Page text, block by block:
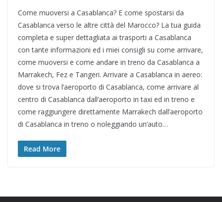
Come muoversi a Casablanca? E come spostarsi da
Casablanca verso le altre città del Marocco? La tua guida
completa e super dettagliata ai trasporti a Casablanca
con tante informazioni ed i miei consigli su come arrivare,
come muoversi e come andare in treno da Casablanca a
Marrakech, Fez e Tangeri. Arrivare a Casablanca in aereo:
dove si trova l’aeroporto di Casablanca, come arrivare al
centro di Casablanca dall’aeroporto in taxi ed in treno e
come raggiungere direttamente Marrakech dall’aeroporto
di Casablanca in treno o noleggiando un’auto…
Read More